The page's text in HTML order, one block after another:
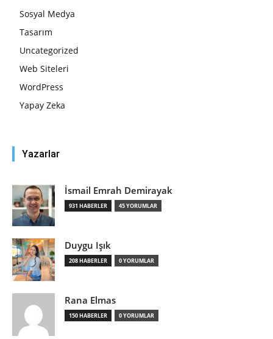
Sosyal Medya
Tasarım
Uncategorized
Web Siteleri
WordPress
Yapay Zeka
Yazarlar
İsmail Emrah Demirayak
931 HABERLER 45 YORUMLAR
Duygu Işık
208 HABERLER 0 YORUMLAR
Rana Elmas
150 HABERLER 0 YORUMLAR